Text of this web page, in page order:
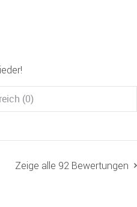
(0)
Zeige alle 92 Bewertungen